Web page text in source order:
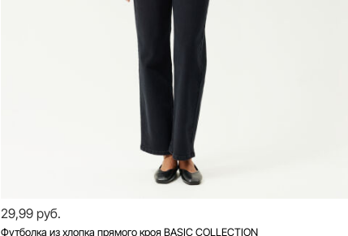
29,99 руб.
Футболка из хлопка прямого кроя BASIC COLLECTION